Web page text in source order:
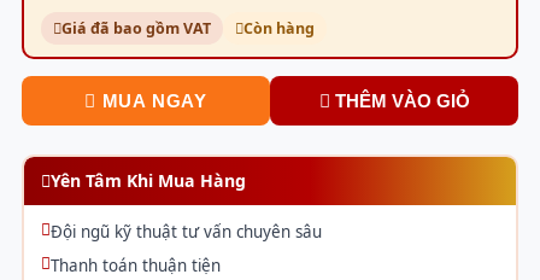
Giá đã bao gồm VAT Còn hàng
MUA NGAY THÊM VÀO GIỎ
Yên Tâm Khi Mua Hàng
Đội ngũ kỹ thuật tư vấn chuyên sâu
Thanh toán thuận tiện